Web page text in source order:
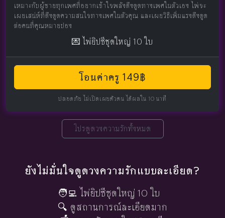
เหมาะกับผู้ชายทุกเพศที่อยากเข้าใจพลังดึงดูดทางเพศในตัวเอง ไพ่จะ
เผยเสน่ห์ที่ดึงดูดความสนใจทางเพศในตัวคุณ และเผยวิธีเพิ่มแรงดึงดูด
ต่อคนที่คุณหมายปอง
💌 ไพ่ยิปซีชุดใหญ่ 10 ใบ
โอนค่าครู 149฿
ปลอดภัย ไม่เปิดเผยตัวตน ได้ผลใน 10 นาที
โปรดูดวงความรักทั้งหมด
ยังไม่มั่นใจดูดวงความรักแบบละเอียด?
🧑‍💻 ไพ่ยิปซีชุดใหญ่ 10 ใบ
🔍 ดูสถานการณ์ละเอียดมาก